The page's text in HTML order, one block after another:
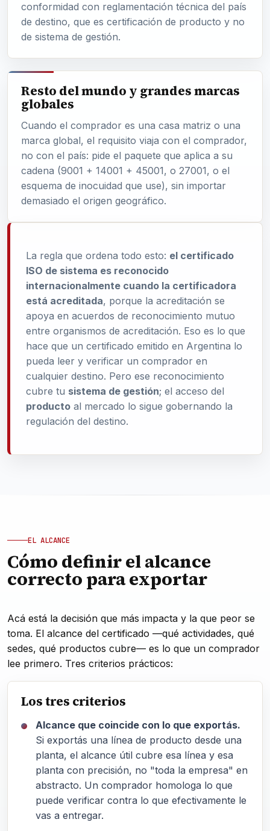
conformidad con reglamentación técnica del país
de destino, que es certificación de producto y no
de sistema de gestión.
Resto del mundo y grandes marcas
globales
Cuando el comprador es una casa matriz o una
marca global, el requisito viaja con el comprador,
no con el país: pide el paquete que aplica a su
cadena (9001 + 14001 + 45001, o 27001, o el
esquema de inocuidad que use), sin importar
demasiado el origen geográfico.
La regla que ordena todo esto: el certificado
ISO de sistema es reconocido
internacionalmente cuando la certificadora
está acreditada, porque la acreditación se
apoya en acuerdos de reconocimiento mutuo
entre organismos de acreditación. Eso es lo que
hace que un certificado emitido en Argentina lo
pueda leer y verificar un comprador en
cualquier destino. Pero ese reconocimiento
cubre tu sistema de gestión; el acceso del
producto al mercado lo sigue gobernando la
regulación del destino.
EL ALCANCE
Cómo definir el alcance
correcto para exportar
Acá está la decisión que más impacta y la que peor se
toma. El alcance del certificado —qué actividades, qué
sedes, qué productos cubre— es lo que un comprador
lee primero. Tres criterios prácticos:
Los tres criterios
Alcance que coincide con lo que exportás.
Si exportás una línea de producto desde una
planta, el alcance útil cubre esa línea y esa
planta con precisión, no "toda la empresa" en
abstracto. Un comprador homologa lo que
puede verificar contra lo que efectivamente le
vas a entregar.